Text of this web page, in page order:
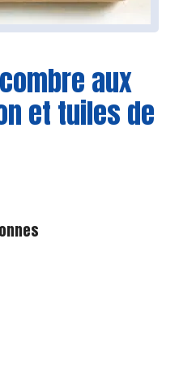
aux
et tuiles de